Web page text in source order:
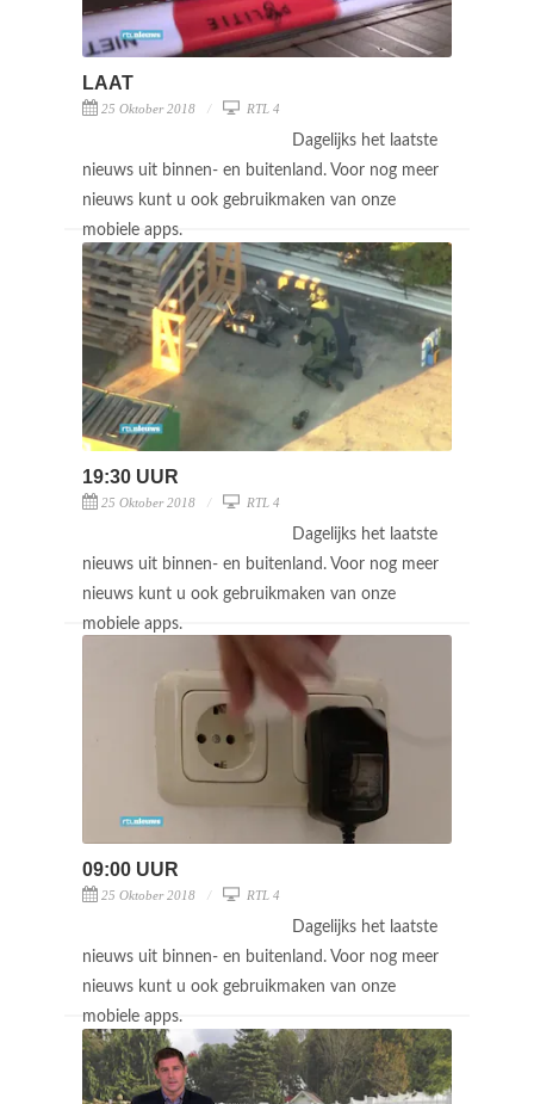
LAAT
25 Oktober 2018 RTL 4
Dagelijks het laatste
nieuws uit binnen- en buitenland. Voor nog meer
nieuws kunt u ook gebruikmaken van onze
mobiele apps.
19:30 UUR
25 Oktober 2018 RTL 4
Dagelijks het laatste
nieuws uit binnen- en buitenland. Voor nog meer
nieuws kunt u ook gebruikmaken van onze
mobiele apps.
09:00 UUR
25 Oktober 2018 RTL 4
Dagelijks het laatste
nieuws uit binnen- en buitenland. Voor nog meer
nieuws kunt u ook gebruikmaken van onze
mobiele apps.